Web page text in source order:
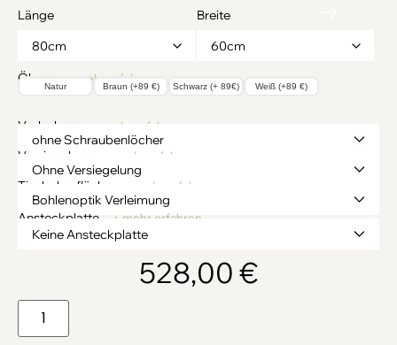
Länge Breite
Ölung → mehr erfahren
Natur Braun (+89 €) Schwarz (+ 89€) Weiß (+89 €)
Vorbohren → mehr erfahren
Versiegelung → mehr erfahren
Tischoberfläche → mehr erfahren
Ansteckplatte → mehr erfahren
528,00 €